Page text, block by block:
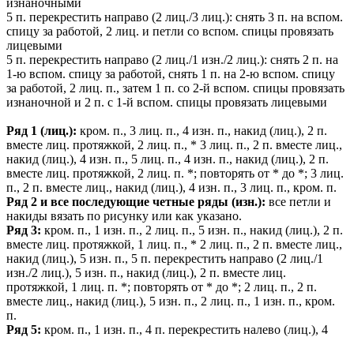
изнаночными
5 п. перекрестить направо (2 лиц./3 лиц.): снять 3 п. на вспом.
спицу за работой, 2 лиц. и петли со вспом. спицы провязать
лицевыми
5 п. перекрестить направо (2 лиц./1 изн./2 лиц.): снять 2 п. на
1-ю вспом. спицу за работой, снять 1 п. на 2-ю вспом. спицу
за работой, 2 лиц. п., затем 1 п. со 2-й вспом. спицы провязать
изнаночной и 2 п. с 1-й вспом. спицы провязать лицевыми
Ряд 1 (лиц.): кром. п., 3 лиц. п., 4 изн. п., накид (лиц.), 2 п.
вместе лиц. протяжкой, 2 лиц. п., * 3 лиц. п., 2 п. вместе лиц.,
накид (лиц.), 4 изн. п., 5 лиц. п., 4 изн. п., накид (лиц.), 2 п.
вместе лиц. протяжкой, 2 лиц. п. *; повторять от * до *; 3 лиц.
п., 2 п. вместе лиц., накид (лиц.), 4 изн. п., 3 лиц. п., кром. п.
Ряд 2 и все последующие четные ряды (изн.): все петли и
накиды вязать по рисунку или как указано.
Ряд 3: кром. п., 1 изн. п., 2 лиц. п., 5 изн. п., накид (лиц.), 2 п.
вместе лиц. протяжкой, 1 лиц. п., * 2 лиц. п., 2 п. вместе лиц.,
накид (лиц.), 5 изн. п., 5 п. перекрестить направо (2 лиц./1
изн./2 лиц.), 5 изн. п., накид (лиц.), 2 п. вместе лиц.
протяжкой, 1 лиц. п. *; повторять от * до *; 2 лиц. п., 2 п.
вместе лиц., накид (лиц.), 5 изн. п., 2 лиц. п., 1 изн. п., кром.
п.
Ряд 5: кром. п., 1 изн. п., 4 п. перекрестить налево (лиц.), 4